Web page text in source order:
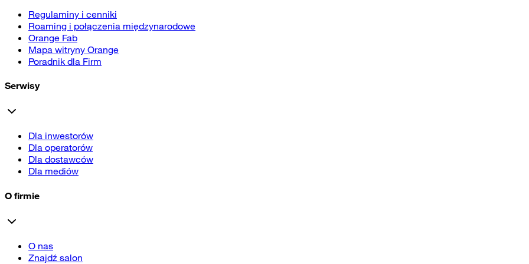
Regulaminy i cenniki
Roaming i połączenia międzynarodowe
Orange Fab
Mapa witryny Orange
Poradnik dla Firm
Serwisy
Dla inwestorów
Dla operatorów
Dla dostawców
Dla mediów
O firmie
O nas
Znajdź salon